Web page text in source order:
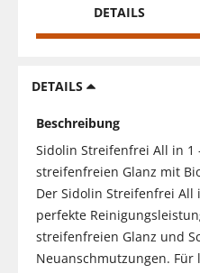
DETAILS
DETAILS
Beschreibung
Sidolin Streifenfrei All in 1
streifenfreien Glanz mit
Der Sidolin Streifenfrei All
perfekte
streifenfreien Glanz und
Neuanschmutzungen. Für